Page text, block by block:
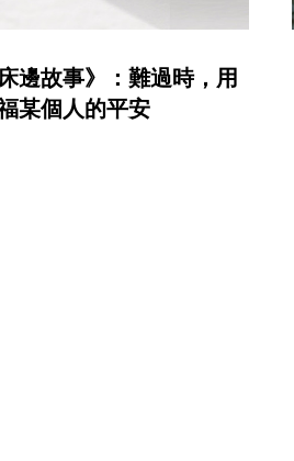
邊故事》：難過時，用
某個人的平安